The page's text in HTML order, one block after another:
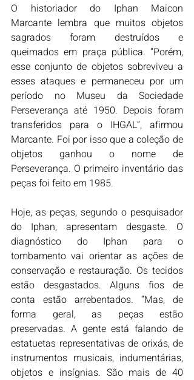
O historiador do Iphan Maicon
Marcante lembra que muitos objetos
sagrados foram destruídos e
queimados em praça pública. “Porém,
esse conjunto de objetos sobreviveu a
esses ataques e permaneceu por um
período no Museu da Sociedade
Perseverança até 1950. Depois foram
transferidos para o IHGAL”, afirmou
Marcante. Foi por isso que a coleção de
objetos ganhou o nome de
Perseverança. O primeiro inventário das
peças foi feito em 1985.
Hoje, as peças, segundo o pesquisador
do Iphan, apresentam desgaste. O
diagnóstico do Iphan para o
tombamento vai orientar as ações de
conservação e restauração. Os tecidos
estão desgastados. Alguns fios de
conta estão arrebentados. “Mas, de
forma geral, as peças estão
preservadas. A gente está falando de
estatuetas representativas de orixás, de
instrumentos musicais, indumentárias,
objetos e insígnias. São mais de 40